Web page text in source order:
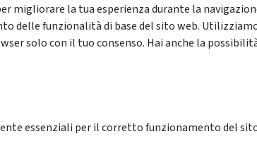
migliorare la tua esperienza durante la
delle funzionalità di base del sito web.
solo con il tuo consenso. Hai anche la
essenziali per il corretto funzionamento del